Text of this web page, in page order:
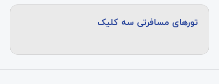
تورهای مسافرتی سه کلیک